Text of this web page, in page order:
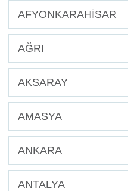
AFYONKARAHİSAR
AĞRI
AKSARAY
AMASYA
ANKARA
ANTALYA